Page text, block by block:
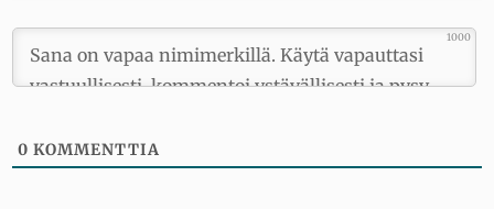
1000
0 KOMMENTTIA